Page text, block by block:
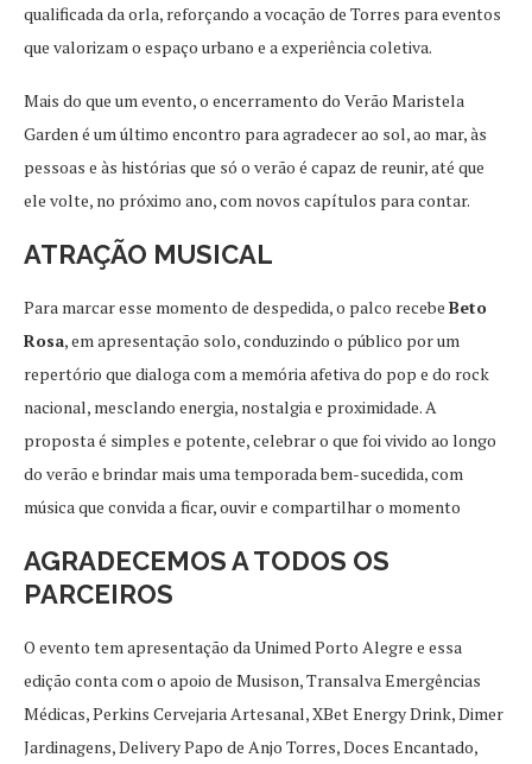
qualificada da orla, reforçando a vocação de Torres para eventos
que valorizam o espaço urbano e a experiência coletiva.
Mais do que um evento, o encerramento do Verão Maristela
Garden é um último encontro para agradecer ao sol, ao mar, às
pessoas e às histórias que só o verão é capaz de reunir, até que
ele volte, no próximo ano, com novos capítulos para contar.
ATRAÇÃO MUSICAL
Para marcar esse momento de despedida, o palco recebe Beto
Rosa, em apresentação solo, conduzindo o público por um
repertório que dialoga com a memória afetiva do pop e do rock
nacional, mesclando energia, nostalgia e proximidade. A
proposta é simples e potente, celebrar o que foi vivido ao longo
do verão e brindar mais uma temporada bem-sucedida, com
música que convida a ficar, ouvir e compartilhar o momento
AGRADECEMOS A TODOS OS
PARCEIROS
O evento tem apresentação da Unimed Porto Alegre e essa
edição conta com o apoio de Musison, Transalva Emergências
Médicas, Perkins Cervejaria Artesanal, XBet Energy Drink, Dimer
Jardinagens, Delivery Papo de Anjo Torres, Doces Encantado,